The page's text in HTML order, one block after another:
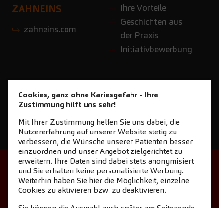
Ihre Vorteile
Geschichten aus
der Praxis
Initiativbewerbung
ZAHNEINS
zahneins.com
STARTSEITE
KONTAKT
NEWSLETTER DOWNLOAD
COOKIE-EINSTELLUNGEN
IMPRESSUM
Cookies, ganz ohne Kariesgefahr - Ihre
Zustimmung hilft uns sehr!
Mit Ihrer Zustimmung helfen Sie uns dabei, die
Nutzererfahrung auf unserer Website stetig zu
verbessern, die Wünsche unserer Patienten besser
einzuordnen und unser Angebot zielgerichtet zu
erweitern. Ihre Daten sind dabei stets anonymisiert
und Sie erhalten keine personalisierte Werbung.
Weiterhin haben Sie hier die Möglichkeit, einzelne
Cookies zu aktivieren bzw. zu deaktivieren.